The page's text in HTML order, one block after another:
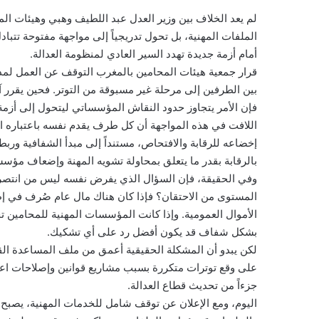
لم يعد الخلاف بين وزير العدل عبد اللطيف وهبي وهيئات
الملفات المهنية، بل تحول تدريجياً إلى مواجهة مفتوحة
أمام أزمة جديدة تهدد السير العادي لمنظومة العدالة.
قرار جمعية هيئات المحامين بالمغرب التوقف عن العمل
بين الطرفين إلى مرحلة غير مسبوقة من التوتر. فحين
فإن الأمر يتجاوز حدود النقاش المؤسساتي ليتحول إلى
اللافت في هذه المواجهة أن كل طرف يقدم نفسه باعتباره
إخضاعه للرقابة والافتحاص، مستنداً إلى مبدأ الشفافية
بالرقابة بقدر ما يتعلق بمحاولة تشويه المهنة وإضعاف
وفي الحقيقة، فإن السؤال الذي يفرض نفسه ليس من انتصر
المستوى من الاحتقان؟ فإذا كان هناك مال عام صُرف في
الأموال العمومية. وإذا كانت المؤسسات المهنية للمحامين
بشكل شفاف قد يكون أفضل رد على أي تشكيك.
لكن يبدو أن المشكلة الحقيقية أعمق من ملف المساعدة
على وقع توترات متكررة بسبب مشاريع قوانين وإصلاحات
جزءاً من تحديث قطاع العدالة.
اليوم، ومع الإعلان عن توقف شامل للخدمات المهنية،